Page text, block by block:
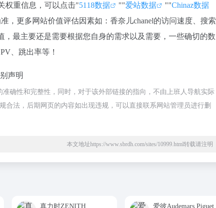
权重信息，可以点击"5118数据 ""爱站数据 ""Chinaz数据
，更多网站价值评估因素如：香奈儿chanel的访问速度、搜索
最主要还是需要根据您自身的需求以及需要，一些确切的数
、跳出率等！
声明
确性和完整性，同时，对于该外部链接的指向，不由上班人导航实际
合法，后期网页的内容如出现违规，可以直接联系网站管理员进行删
本文地址https://www.sbrdh.com/sites/10999.html转载请注明
真力时ZENITH 爱彼Audemars Piguet